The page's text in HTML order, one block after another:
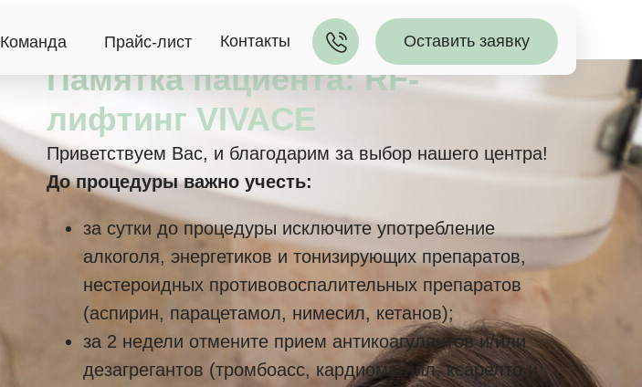
Команда Контакты Оставить заявку
Прайс-лист
Памятка пациента: RF-
лифтинг VIVACE
Приветствуем Вас, и благодарим за выбор нашего центра!
До процедуры важно учесть:
за сутки до процедуры исключите употребление
алкоголя, энергетиков и тонизирующих препаратов,
нестероидных противовоспалительных препаратов
(аспирин, парацетамол, нимесил, кетанов);
за 2 недели отмените прием антикоагулянтов и/или
дезагрегантов (тромбоасс, кардиомагнил, ксарелто и